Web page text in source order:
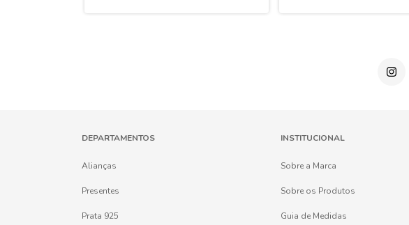
DEPARTAMENTOS
Alianças
Presentes
Prata 925
INSTITUCIONAL
Sobre a Marca
Sobre os Produtos
Guia de Medidas